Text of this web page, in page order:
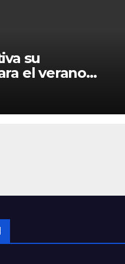
su
el verano
programa de